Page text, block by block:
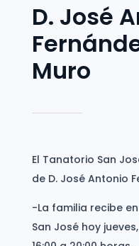
D. José
Muro
El Tanatorio San
de D. José Antonio
-La familia recibe
San José hoy